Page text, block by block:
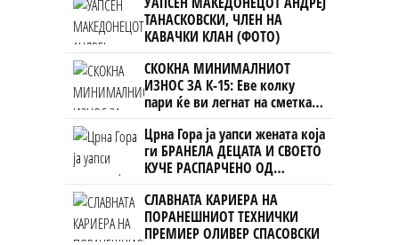
Скопје
ТАНАСКОВСКИ, ЧЛЕН НА
КАВАЧКИ КЛАН (ФОТО)
СКОКНА МИНИМАЛНИОТ
ИЗНОС ЗА К-15: Еве колку
пари ќе ви легнат на сметка
годинава
Црна Гора ја уапси жената која
ги БРАНЕЛА ДЕЦАТА И СВОЕТО
КУЧЕ РАСПАРЧЕНО ОД
ШАРПЛАНИНЕЦ?!
СЛАВНАТА КАРИЕРА НА
ПОРАНЕШНИОТ ТЕХНИЧКИ
ПРЕМИЕР ОЛИВЕР СПАСОВСКИ